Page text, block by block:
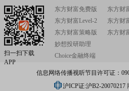
扫一扫下载
APP
东方财富免费版
东方财富Level-2
东方财富策略版
妙想投研助理
Choice金融终端
东方财
东方财
东方财
信息网络传播视听节目许可证：
沪ICP证:沪B2-20070217